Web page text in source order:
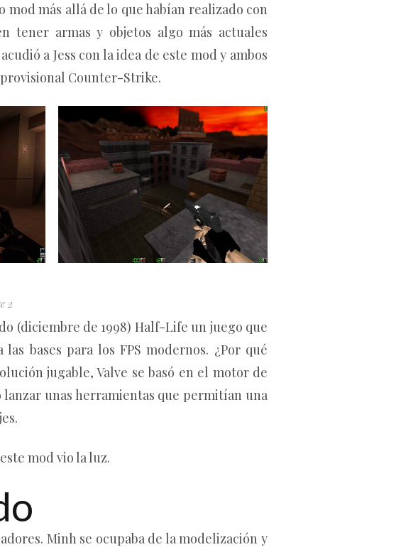
más allá de lo que habían realizado con
tener armas y objetos algo más actuales
a Jess con la idea de este mod y ambos
Counter-Strike.
2
(diciembre de 1998) Half-Life un juego que
bases para los FPS modernos. ¿Por qué
jugable, Valve se basó en el motor de
unas herramientas que permitían una
mod vio la luz.
Minh se ocupaba de la modelización y